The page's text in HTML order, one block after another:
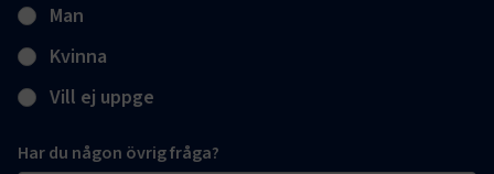
Man
Kvinna
Vill ej uppge
Har du någon övrig fråga?